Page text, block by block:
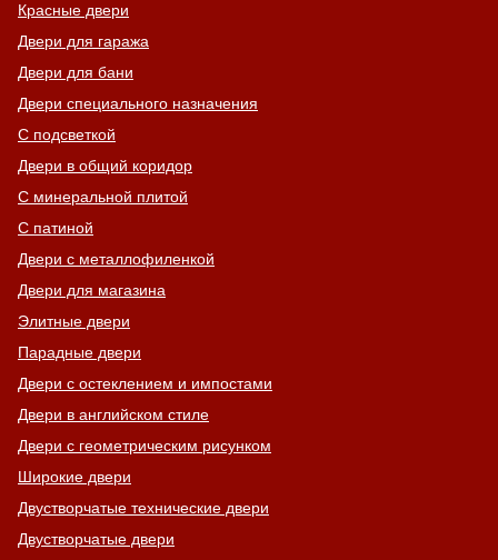
Красные двери
Двери для гаража
Двери для бани
Двери специального назначения
С подсветкой
Двери в общий коридор
С минеральной плитой
С патиной
Двери с металлофиленкой
Двери для магазина
Элитные двери
Парадные двери
Двери с остеклением и импостами
Двери в английском стиле
Двери с геометрическим рисунком
Широкие двери
Двустворчатые технические двери
Двустворчатые двери